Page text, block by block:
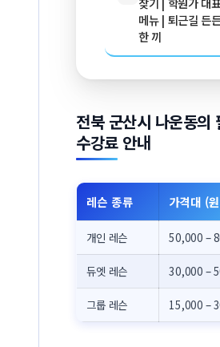
메뉴 | 퇴근길 든
한 끼
전북 군산시 나운동의
수강료 안내
레슨 종류 가격대 (
개인 레슨 50,000 –
듀엣 레슨 30,000 –
그룹 레슨 15,000 –